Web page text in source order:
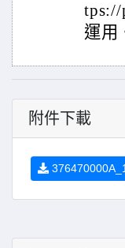
tps://
運用
附件下載